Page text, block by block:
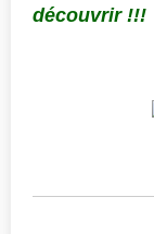
découvrir !!!